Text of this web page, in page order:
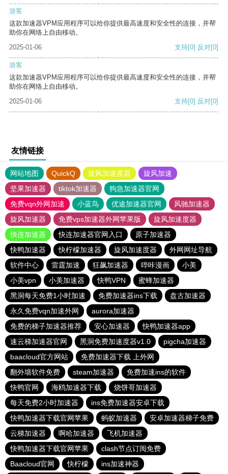
游客
这款加速器VPM应用程序可以给你提供最高速度和安全性的连接，并帮
助你在网络上自由移动。
2025-01-06
支持[0] 反对[0]
游客
这款加速器VPM应用程序可以给你提供最高速度和安全性的连接，并帮
助你在网络上自由移动。
2025-01-06
支持[0] 反对[0]
友情链接
网站地图 QuickQ 旋风加速度器
旋风加速
坚果加速器
tiktok加速器
狗急加速器官网
免费vqn外网加速
小蓝鸟 优途加速器官网
风驰加速器
旋风加速器
免费vps加速器外网苹果版
旋风加速度器
快连加速器
快连加速器官网入口
原子加速器
快鸭加速器
快柠檬加速器 旋风加速度器
外网网址导航
软件中心
雷霆加速 狂飙加速器 哔咔漫画
小美
小美vpn
小美加速器 快鸭VPN
蜜蜂加速器
黑洞每天免费1小时加速
免费加速器ins下载
盘古加速器
永久免费vqn加速外网
aurora加速器
免费的梯子加速器推荐
安心加速器
快鸭加速器app
速云梯加速器官网
黑洞免费加速度器v1.0
pigcha加速器
baacloud官方网站
免费加速器下载 上外网
翻外墙软件免费
steam加速器
免费加速ins的软件
快鸭官网
海鸥加速器下载
烧饼哥加速器
每天免费2小时加速器
ins免费加速器安卓下载
快鸭加速器下载官网苹果
蚂蚁加速器
安卓加速器梯子免费
云梯加速器
啊哈加速器
飞机加速器
快鸭加速器下载官网苹果
clash节点订阅免费
Baacloud官网
快柠檬 ins加速神器